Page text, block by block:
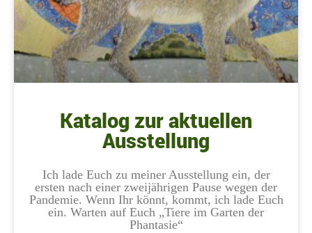
Katalog zur aktuellen
Ausstellung
Ich lade Euch zu meiner Ausstellung ein, der
ersten nach einer zweijährigen Pause wegen der
Pandemie. Wenn Ihr könnt, kommt, ich lade Euch
ein. Warten auf Euch „Tiere im Garten der
Phantasie“